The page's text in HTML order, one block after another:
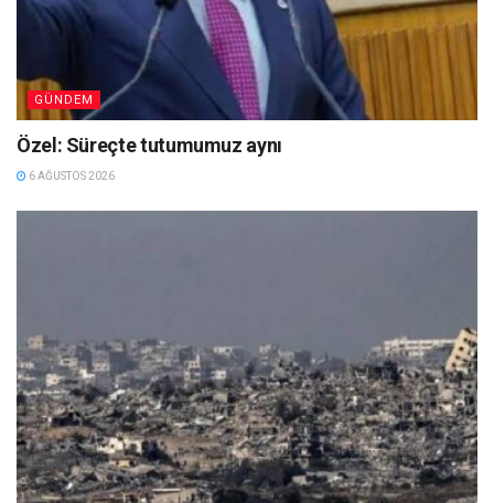
GÜNDEM
Özel: Süreçte tutumumuz aynı
6 AĞUSTOS 2026